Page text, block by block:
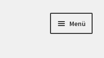
Menü